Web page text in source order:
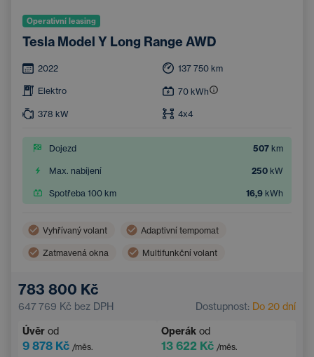
Operativní leasing
Tesla Model Y Long Range AWD
2022 137 750 km
Elektro 70 kWh
378 kW 4x4
Dojezd 507 km
Max. nabíjení 250 kW
Spotřeba 100 km 16,9 kWh
Vyhřívaný volant Adaptivní tempomat
Zatmavená okna Multifunkční volant
Elektrické ovládání kufru
783 800 Kč
647 769 Kč bez DPH Dostupnost: Do 20 dní
Úvěr od
9 878 Kč /měs.
Operák od
13 622 Kč /měs.